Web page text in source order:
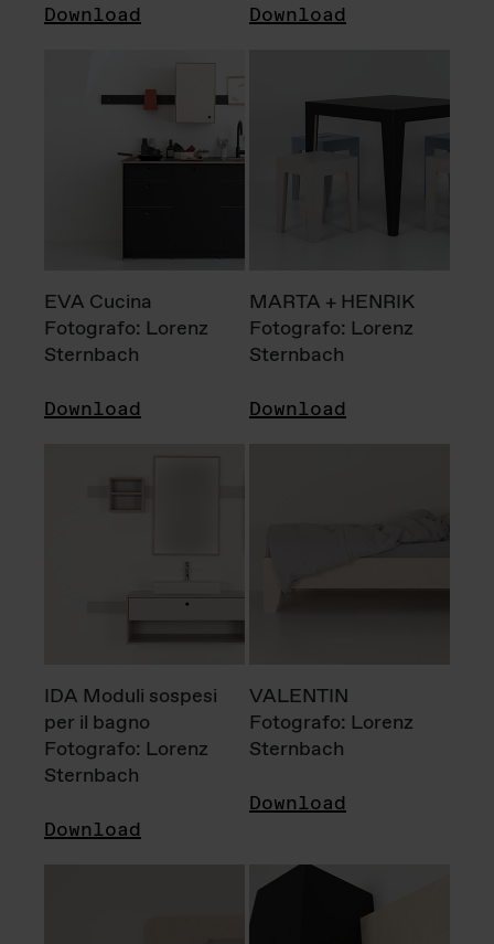
Download Download
EVA Cucina
Fotografo: Lorenz
Sternbach
Download
MARTA + HENRIK
Fotografo: Lorenz
Sternbach
Download
IDA Moduli sospesi
per il bagno
Fotografo: Lorenz
Sternbach
Download
VALENTIN
Fotografo: Lorenz
Sternbach
Download